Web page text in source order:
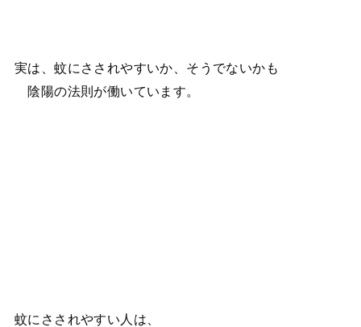
実は、蚊にさされやすいか、そうでないかも
陰陽の法則が働いています。
蚊にさされやすい人は、